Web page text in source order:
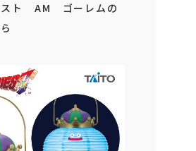
スト AM ゴーレムの